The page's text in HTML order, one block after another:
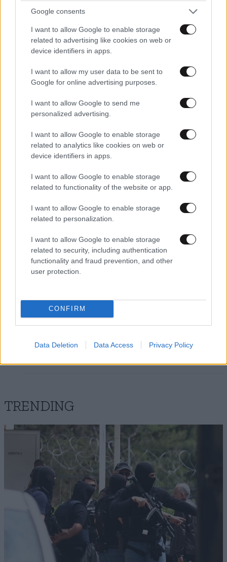
Google consents
I want to allow Google to enable storage
related to advertising like cookies on web or
device identifiers in apps.
I want to allow my user data to be sent to
Google for online advertising purposes.
I want to allow Google to send me
personalized advertising.
I want to allow Google to enable storage
related to analytics like cookies on web or
device identifiers in apps.
I want to allow Google to enable storage
related to functionality of the website or app.
I want to allow Google to enable storage
related to personalization.
I want to allow Google to enable storage
related to security, including authentication
functionality and fraud prevention, and other
user protection.
CONFIRM
Data Deletion Data Access Privacy Policy
του αξία ό Σορτς. Θά ξαναγίνει ο Σορτς τής περσινής
Απαντήστε
Ρε σπανε το [...] το εμαθες απο τις αλανες που δεν σε
μελλοντική κονόμα από τους σαπακια παίκτες του
βαζελου που αντιπροσωπεύεις ?????****
είναι ολοφάνερο τι έπαιζες μικρός και δεν
Απαντήστε
Χαχαχαχαχαχα 14·05·2026 20:25
TRENDING